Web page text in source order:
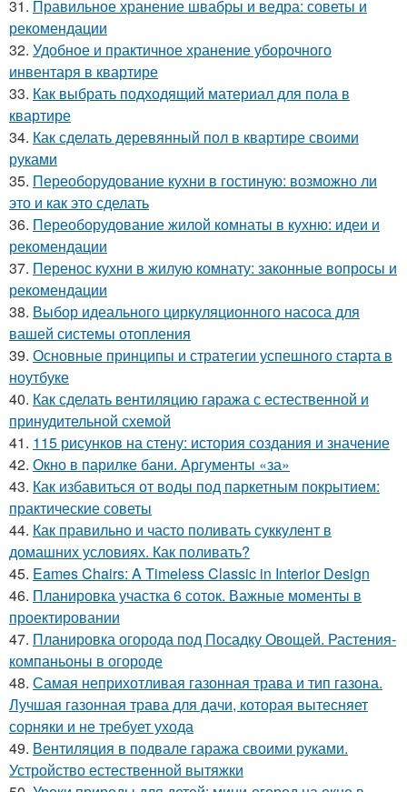
31. Правильное хранение швабры и ведра: советы и
рекомендации
32. Удобное и практичное хранение уборочного
инвентаря в квартире
33. Как выбрать подходящий материал для пола в
квартире
34. Как сделать деревянный пол в квартире своими
руками
35. Переоборудование кухни в гостиную: возможно ли
это и как это сделать
36. Переоборудование жилой комнаты в кухню: идеи и
рекомендации
37. Перенос кухни в жилую комнату: законные вопросы и
рекомендации
38. Выбор идеального циркуляционного насоса для
вашей системы отопления
39. Основные принципы и стратегии успешного старта в
ноутбуке
40. Как сделать вентиляцию гаража с естественной и
принудительной схемой
41. 115 рисунков на стену: история создания и значение
42. Окно в парилке бани. Аргументы «за»
43. Как избавиться от воды под паркетным покрытием:
практические советы
44. Как правильно и часто поливать суккулент в
домашних условиях. Как поливать?
45. Eames Chairs: A Timeless Classic in Interior Design
46. Планировка участка 6 соток. Важные моменты в
проектировании
47. Планировка огорода под Посадку Овощей. Растения-
компаньоны в огороде
48. Самая неприхотливая газонная трава и тип газона.
Лучшая газонная трава для дачи, которая вытесняет
сорняки и не требует ухода
49. Вентиляция в подвале гаража своими руками.
Устройство естественной вытяжки